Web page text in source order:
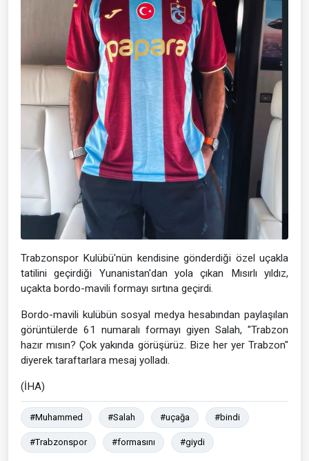
Trabzonspor Kulübü'nün kendisine gönderdiği özel uçakla
tatilini geçirdiği Yunanistan'dan yola çıkan Mısırlı yıldız,
uçakta bordo-mavili formayı sırtına geçirdi.
Bordo-mavili kulübün sosyal medya hesabından paylaşılan
görüntülerde 61 numaralı formayı giyen Salah, "Trabzon
hazır mısın? Çok yakında görüşürüz. Bize her yer Trabzon"
diyerek taraftarlara mesaj yolladı.
(İHA)
#Muhammed #Salah #uçağa #bindi
#Trabzonspor #formasını #giydi